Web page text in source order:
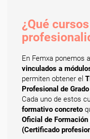
¿Qué
En Femxa ponemos
vinculados a
permiten obtener el
Profesional de
Cada uno de estos
formativo concreto
Oficial de
(Certificado